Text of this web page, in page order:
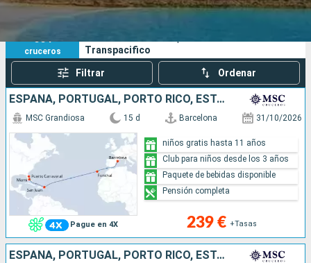
Puertos
Buscar
664
cruceros
Transpacifico
Filtrar Ordenar
ESPAÑA, PORTUGAL, PORTO RICO, ESTADOS UNIDOS
Pague en 4X
MSC Grandiosa 15 d Barcelona 31/10/2026
239 € +Tasas
niños gratis hasta 11 años
Club para niños desde los 3 años
Paquete de bebidas disponible
Pensión completa
ESPAÑA, PORTUGAL, PORTO RICO, ESTADOS UNIDOS